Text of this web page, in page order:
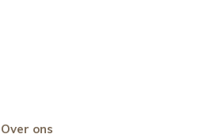
Over ons